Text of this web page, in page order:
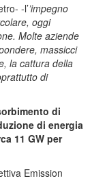
-l’’impegno
oggi
Molte aziende
massicci
la cattura della
di
di
di energia
11 GW per
Emission